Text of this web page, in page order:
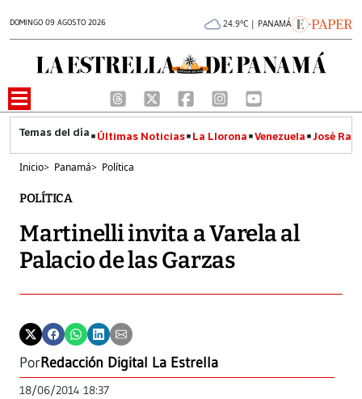
DOMINGO 09 AGOSTO 2026 24.9°C | PANAMÁ
Últimas Noticias La Llorona Venezuela José
Inicio> Panamá> Política
POLÍTICA
Martinelli invita a Varela al
Palacio de las Garzas
PorRedacción Digital La Estrella
18/06/2014 18:37